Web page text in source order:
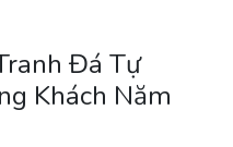
Đá Tự
Khách Năm